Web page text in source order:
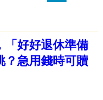
「好好退休準備
？急用錢時可贖